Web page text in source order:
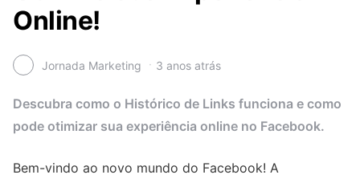
Online!
Jornada Marketing 3 anos atrás
Descubra como o Histórico de Links funciona e como
pode otimizar sua experiência online no Facebook.
Bem-vindo ao novo mundo do Facebook! A